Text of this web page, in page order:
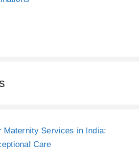
Maternity Services in India:
Care